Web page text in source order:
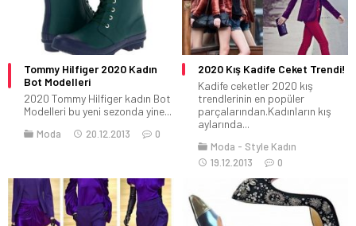
Tommy Hilfiger 2020 Kadın
Bot Modelleri
2020 Tommy Hilfiger kadın Bot
Modelleri bu yeni sezonda yine...
Moda 20.12.2013 0
2020 Kış Kadife Ceket Trendi!
Kadife ceketler 2020 kış
trendlerinin en popüler
parçalarından.Kadınların kış
aylarında...
Moda
Style Kadın
19.12.2013
0